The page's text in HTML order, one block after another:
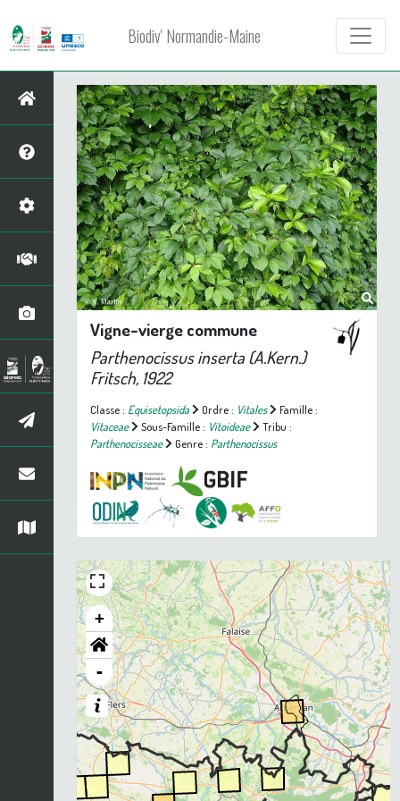
Biodiv' Normandie-Maine
Vigne-vierge commune
Parthenocissus inserta (A.Kern.)
Fritsch, 1922
Classe : Equisetopsida Ordre : Vitales
Famille :
Vitaceae
Sous-Famille : Vitoideae
Tribu :
Parthenocisseae
Genre : Parthenocissus
+
-